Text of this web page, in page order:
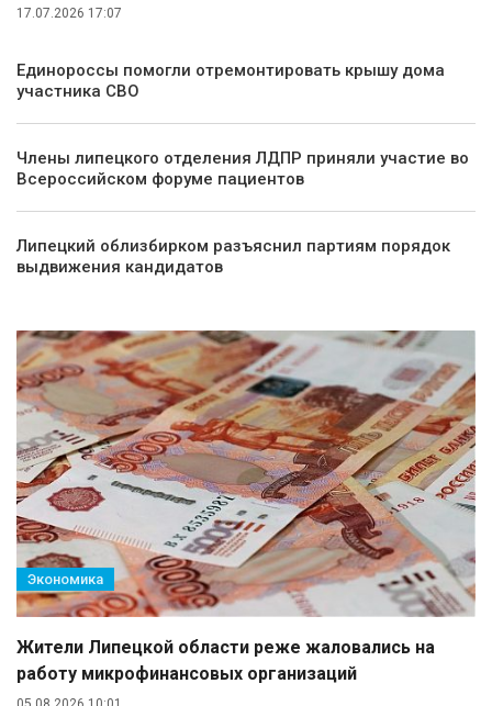
17.07.2026 17:07
Единороссы помогли отремонтировать крышу дома
участника СВО
Члены липецкого отделения ЛДПР приняли участие во
Всероссийском форуме пациентов
Липецкий облизбирком разъяснил партиям порядок
выдвижения кандидатов
Экономика
Жители Липецкой области реже жаловались на
работу микрофинансовых организаций